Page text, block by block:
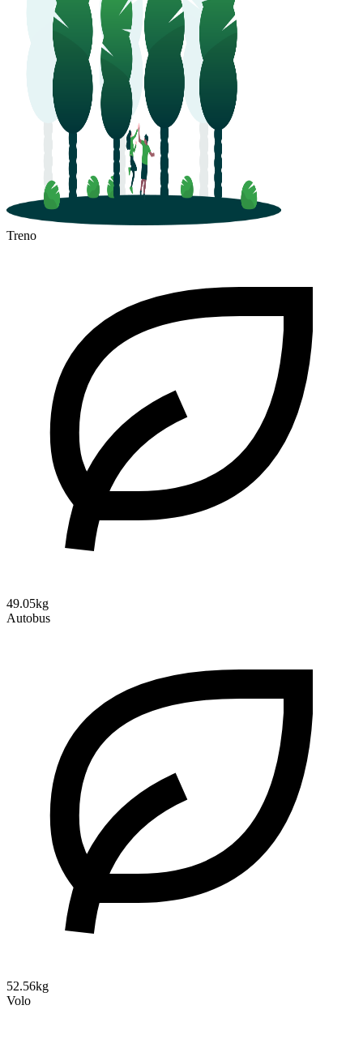
Treno
49.05kg
Autobus
52.56kg
Volo